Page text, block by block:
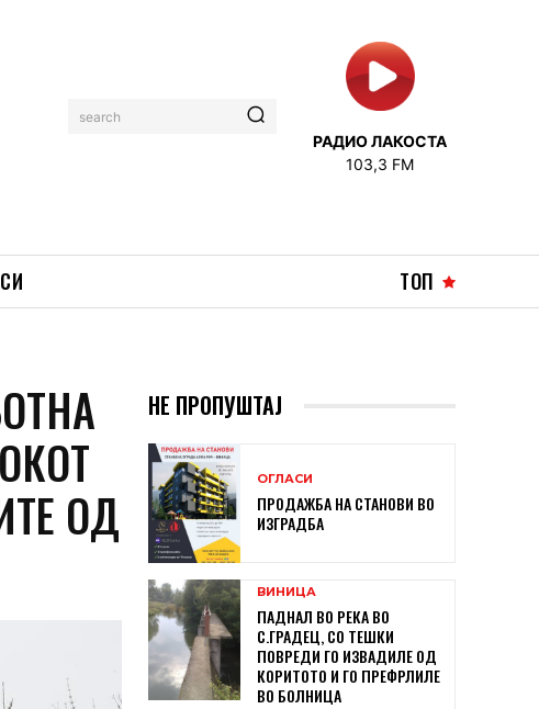
search
РАДИО ЛАКОСТА
103,3 FM
ТОП
ОД
НЕ ПРОПУШТАЈ
ОГЛАСИ
ПРОДАЖБА НА СТАНОВИ ВО
ИЗГРАДБА
ВИНИЦА
ПАДНАЛ ВО РЕКА ВО
С.ГРАДЕЦ, СО ТЕШКИ
ПОВРЕДИ ГО ИЗВАДИЛЕ ОД
КОРИТОТО И ГО ПРЕФРЛИЛЕ
ВО БОЛНИЦА